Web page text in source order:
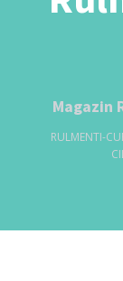
Magazin
RULMENTI-